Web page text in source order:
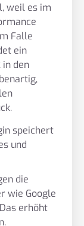
weil es im
Falle
ein
in den
speichert
und
die
wie Google
erhöht